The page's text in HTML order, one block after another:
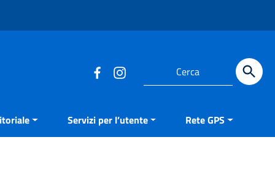
Cerca
Servizi per l’utente Rete GPS